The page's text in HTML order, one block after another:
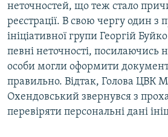
неточностей, що теж стало
реєстрації. В свою чергу один з
ініціативної групи Георгій
певні неточності, посилаючись
особи могли оформити
правильно. Відтак, Голова ЦВК
Охендовський звернувся з
перевіряти персональні дані